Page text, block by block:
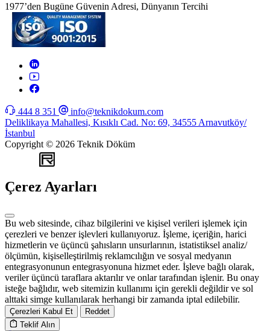
1977’den Bugüne Güvenin Adresi, Dünyanın Tercihi
444 8 351
info@teknikdokum.com
Deliklikaya Mahallesi, Kısıklı Cad. No: 69, 34555 Arnavutköy/
İstanbul
Copyright © 2026 Teknik Döküm
Çerez Ayarları
Bu web sitesinde, cihaz bilgilerini ve kişisel verileri işlemek için
çerezleri ve benzer işlevleri kullanıyoruz. İşleme, içeriğin, harici
hizmetlerin ve üçüncü şahısların unsurlarının, istatistiksel analiz/
ölçümün, kişiselleştirilmiş reklamcılığın ve sosyal medyanın
entegrasyonunun entegrasyonuna hizmet eder. İşleve bağlı olarak,
veriler üçüncü taraflara aktarılır ve onlar tarafından işlenir. Bu onay
isteğe bağlıdır, web sitemizin kullanımı için gerekli değildir ve sol
alttaki simge kullanılarak herhangi bir zamanda iptal edilebilir.
Çerezleri Kabul Et
Reddet
Teklif Alın